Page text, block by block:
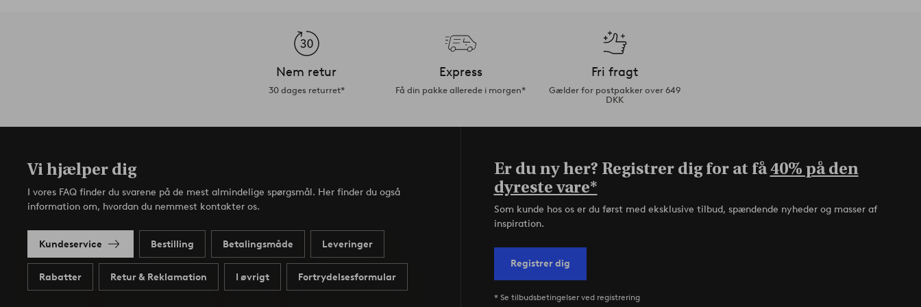
Nem retur
30 dages returret*
Express
Få din pakke allerede i morgen*
Fri fragt
Gælder for postpakker over 649
DKK
Vi hjælper dig
I vores FAQ finder du svarene på de mest almindelige spørgsmål. Her finder du også
information om, hvordan du nemmest kontakter os.
Kundeservice Bestilling Betalingsmåde Leveringer
Rabatter Retur & Reklamation I øvrigt Fortrydelsesformular
Er du ny her? Registrer dig for at få40% på den
dyreste vare*
Som kunde hos os er du først med eksklusive tilbud, spændende nyheder og masser af
inspiration.
Registrer dig
* Se tilbudsbetingelser ved registrering